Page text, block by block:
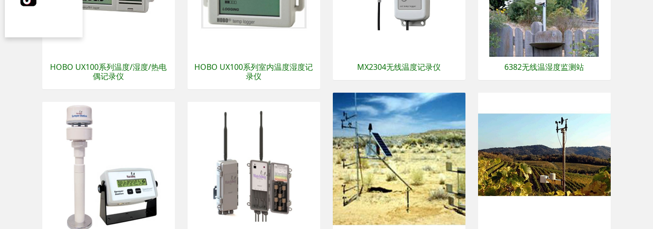
HOBO UX100系列温度/湿度/热电
偶记录仪
HOBO UX100系列室内温度湿度记
录仪
MX2304无线温度记录仪 6382无线温湿度监测站